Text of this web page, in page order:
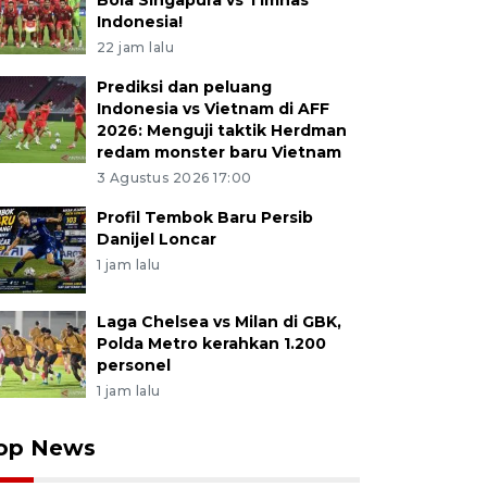
Indonesia!
22 jam lalu
Prediksi dan peluang
Indonesia vs Vietnam di AFF
2026: Menguji taktik Herdman
redam monster baru Vietnam
3 Agustus 2026 17:00
Profil Tembok Baru Persib
Danijel Loncar
1 jam lalu
Laga Chelsea vs Milan di GBK,
Polda Metro kerahkan 1.200
personel
1 jam lalu
News